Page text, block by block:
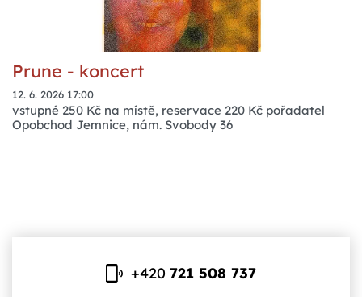
12. 6. 2026 17:00
Prune - koncert
vstupné 250 Kč na místě, reservace 220 Kč pořadatel
Opobchod Jemnice, nám. Svobody 36
+420721 508 737